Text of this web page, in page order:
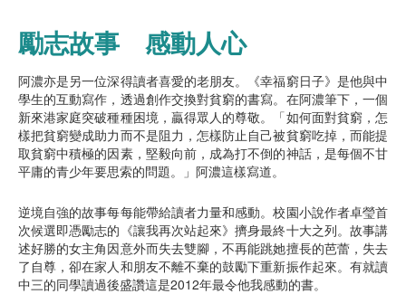
勵志故事 感動人心
阿濃亦是另一位深得讀者喜愛的老朋友。《幸福窮日子》是他與中
學生的互動寫作，透過創作交換對貧窮的書寫。在阿濃筆下，一個
新來港家庭突破種種困境，贏得眾人的尊敬。「如何面對貧窮，怎
樣把貧窮變成助力而不是阻力，怎樣防止自己被貧窮吃掉，而能提
取貧窮中積極的因素，堅毅向前，成為打不倒的神話，是每個不甘
平庸的青少年要思索的問題。」阿濃這樣寫道。
逆境自強的故事每每能帶給讀者力量和感動。校園小說作者卓瑩首
次候選即憑勵志的《讓我再次站起來》擠身最終十大之列。故事講
述好勝的女主角因意外而失去雙腳，不再能跳她擅長的芭蕾，失去
了自尊，卻在家人和朋友不離不棄的鼓勵下重新振作起來。有就讀
中三的同學讀過後盛讚這是2012年最令他我感動的書。